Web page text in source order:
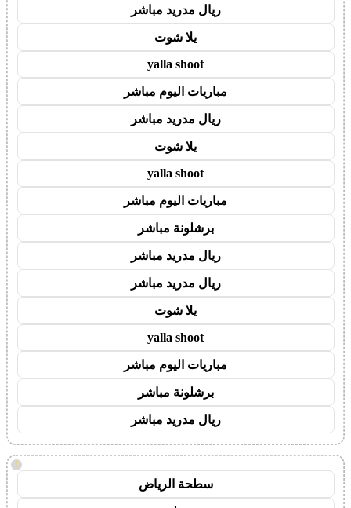
ريال مدريد مباشر
يلا شوت
yalla shoot
مباريات اليوم مباشر
ريال مدريد مباشر
يلا شوت
yalla shoot
مباريات اليوم مباشر
برشلونة مباشر
ريال مدريد مباشر
ريال مدريد مباشر
يلا شوت
yalla shoot
مباريات اليوم مباشر
برشلونة مباشر
ريال مدريد مباشر
!
سطحة الرياض